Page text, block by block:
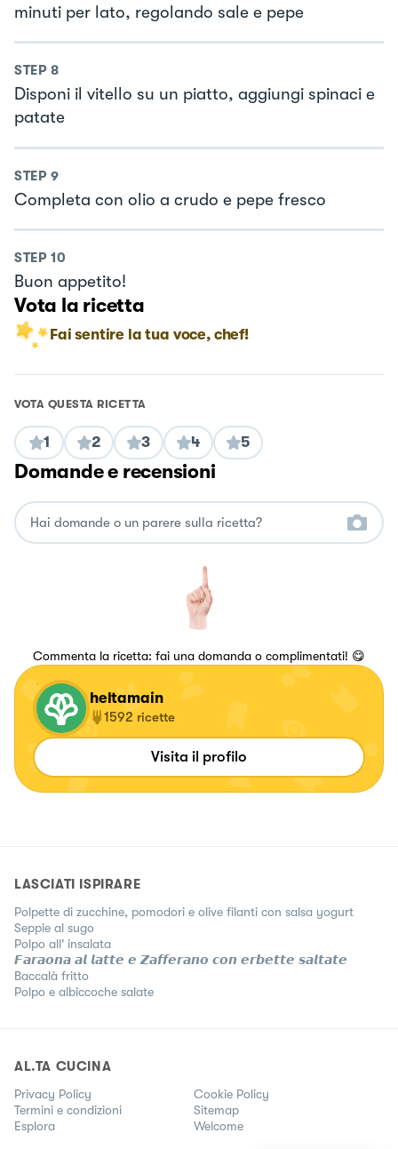
minuti per lato, regolando sale e pepe
STEP 8
Disponi il vitello su un piatto, aggiungi spinaci e
patate
STEP 9
Completa con olio a crudo e pepe fresco
STEP 10
Buon appetito!
Vota la ricetta
Fai sentire la tua voce, chef!
VOTA QUESTA RICETTA
1 2 3 4 5
Domande e recensioni
Commenta la ricetta: fai una domanda o complimentati! 😋
heltamain
1592 ricette
Visita il profilo
LASCIATI ISPIRARE
Polpette di zucchine, pomodori e olive filanti con salsa yogurt
Seppie al sugo
Polpo all' insalata
𝙁𝙖𝙧𝙖𝙤𝙣𝙖 𝙖𝙡 𝙡𝙖𝙩𝙩𝙚 𝙚 𝙕𝙖𝙛𝙛𝙚𝙧𝙖𝙣𝙤 𝙘𝙤𝙣 𝙚𝙧𝙗𝙚𝙩𝙩𝙚 𝙨𝙖𝙡𝙩𝙖𝙩𝙚
Baccalà fritto
Polpo e albiccoche salate
AL.TA CUCINA
Privacy Policy
Cookie Policy
Termini e condizioni
Sitemap
Esplora
Welcome